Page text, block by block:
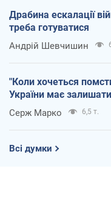
Драбина ескалації
треба готуватися
Андрій Шевчишин
"Коли хочеться
України має
Серж Марко 6,5 т.
Всі думки